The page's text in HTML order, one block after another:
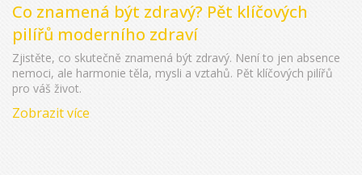
Co znamená být zdravý? Pět klíčových
pilířů moderního zdraví
Zjistěte, co skutečně znamená být zdravý. Není to jen absence
nemoci, ale harmonie těla, mysli a vztahů. Pět klíčových pilířů
pro váš život.
Zobrazit více